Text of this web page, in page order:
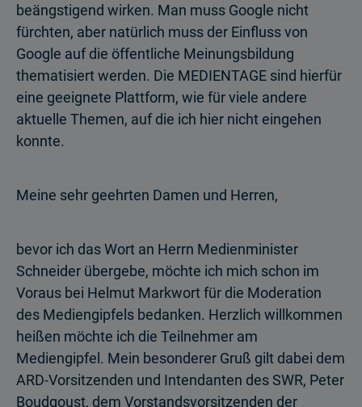
beängstigend wirken. Man muss Google nicht
fürchten, aber natürlich muss der Einfluss von
Google auf die öffentliche Meinungsbildung
thematisiert werden. Die MEDIENTAGE sind hierfür
eine geeignete Plattform, wie für viele andere
aktuelle Themen, auf die ich hier nicht eingehen
konnte.
Meine sehr geehrten Damen und Herren,
bevor ich das Wort an Herrn Medienminister
Schneider übergebe, möchte ich mich schon im
Voraus bei Helmut Markwort für die Moderation
des Mediengipfels bedanken. Herzlich willkommen
heißen möchte ich die Teilnehmer am
Mediengipfel. Mein besonderer Gruß gilt dabei dem
ARD-Vorsitzenden und Intendanten des SWR, Peter
Boudgoust, dem Vorstandsvorsitzenden der